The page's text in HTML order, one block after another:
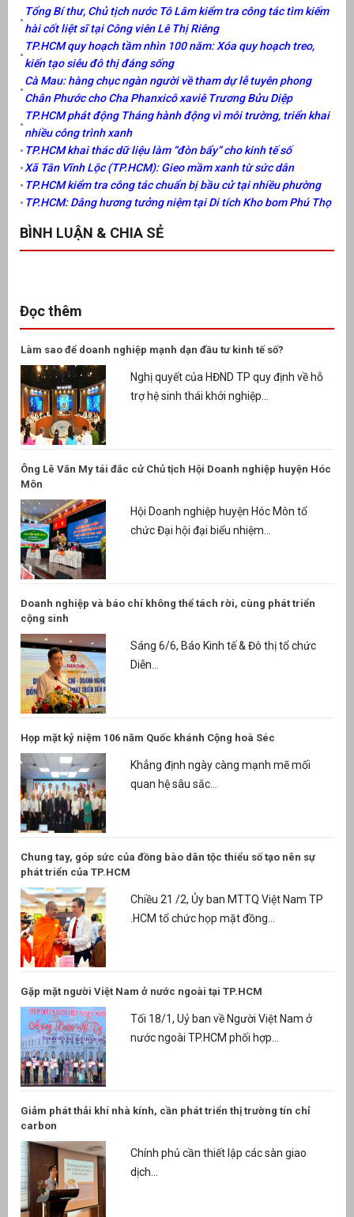
Tổng Bí thư, Chủ tịch nước Tô Lâm kiểm tra công tác tìm kiếm
hài cốt liệt sĩ tại Công viên Lê Thị Riêng
TP.HCM quy hoạch tầm nhìn 100 năm: Xóa quy hoạch treo,
kiến tạo siêu đô thị đáng sống
Cà Mau: hàng chục ngàn người về tham dự lễ tuyên phong
Chân Phước cho Cha Phanxicô xaviê Trương Bửu Diệp
TP.HCM phát động Tháng hành động vì môi trường, triển khai
nhiều công trình xanh
TP.HCM khai thác dữ liệu làm “đòn bẩy” cho kinh tế số
Xã Tân Vĩnh Lộc (TP.HCM): Gieo mầm xanh từ sức dân
TP.HCM kiểm tra công tác chuẩn bị bầu cử tại nhiều phường
TP.HCM: Dâng hương tưởng niệm tại Di tích Kho bom Phú Thọ
BÌNH LUẬN & CHIA SẺ
Đọc thêm
Làm sao để doanh nghiệp mạnh dạn đầu tư kinh tế số?
Nghị quyết của HĐND TP quy định về hỗ
trợ hệ sinh thái khởi nghiệp...
Ông Lê Văn My tái đắc cử Chủ tịch Hội Doanh nghiệp huyện Hóc
Môn
Hội Doanh nghiệp huyện Hóc Môn tổ
chức Đại hội đại biểu nhiệm...
Doanh nghiệp và báo chí không thể tách rời, cùng phát triển
cộng sinh
Sáng 6/6, Báo Kinh tế & Đô thị tổ chức
Diễn...
Họp mặt kỷ niệm 106 năm Quốc khánh Cộng hoà Séc
Khẳng định ngày càng mạnh mẽ mối
quan hệ sâu sắc...
Chung tay, góp sức của đồng bào dân tộc thiểu số tạo nên sự
phát triển của TP.HCM
Chiều 21 /2, Ủy ban MTTQ Việt Nam TP
.HCM tổ chức họp mặt đồng...
Gặp mặt người Việt Nam ở nước ngoài tại TP.HCM
Tối 18/1, Uỷ ban về Người Việt Nam ở
nước ngoài TP.HCM phối hợp...
Giảm phát thải khí nhà kính, cần phát triển thị trường tín chỉ
carbon
Chính phủ cần thiết lập các sàn giao
dịch...